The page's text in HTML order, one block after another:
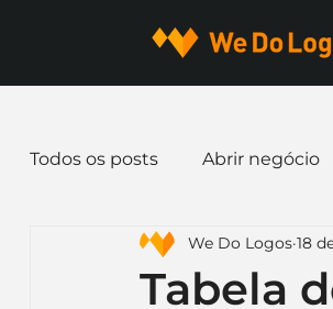
Todos os posts Abrir negócio
Dicas de Marketing
Tabela
We Do Logos 18